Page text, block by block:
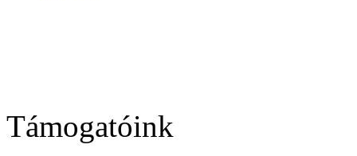
Támogatóink